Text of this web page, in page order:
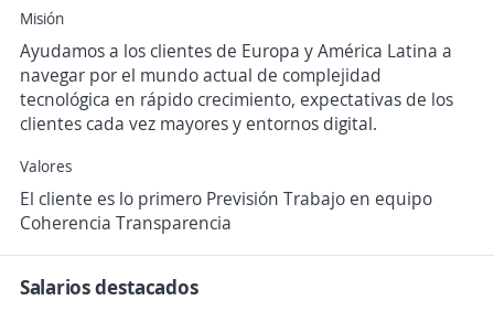
Misión
Ayudamos a los clientes de Europa y América Latina a
navegar por el mundo actual de complejidad
tecnológica en rápido crecimiento, expectativas de los
clientes cada vez mayores y entornos digital.
Valores
El cliente es lo primero Previsión Trabajo en equipo
Coherencia Transparencia
Salarios destacados